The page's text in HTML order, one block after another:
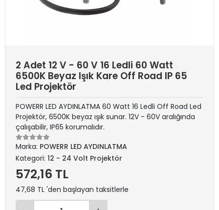
2 Adet 12 V - 60 V 16 Ledli 60 Watt
6500K Beyaz Işık Kare Off Road IP 65
Led Projektör
POWERR LED AYDINLATMA 60 Watt 16 Ledli Off Road Led
Projektör, 6500K beyaz ışık sunar. 12V - 60V aralığında
çalışabilir, IP65 korumalıdır.
Marka: POWERR LED AYDINLATMA
Kategori: 12 - 24 Volt Projektör
572,16 TL
47,68 TL 'den başlayan taksitlerle